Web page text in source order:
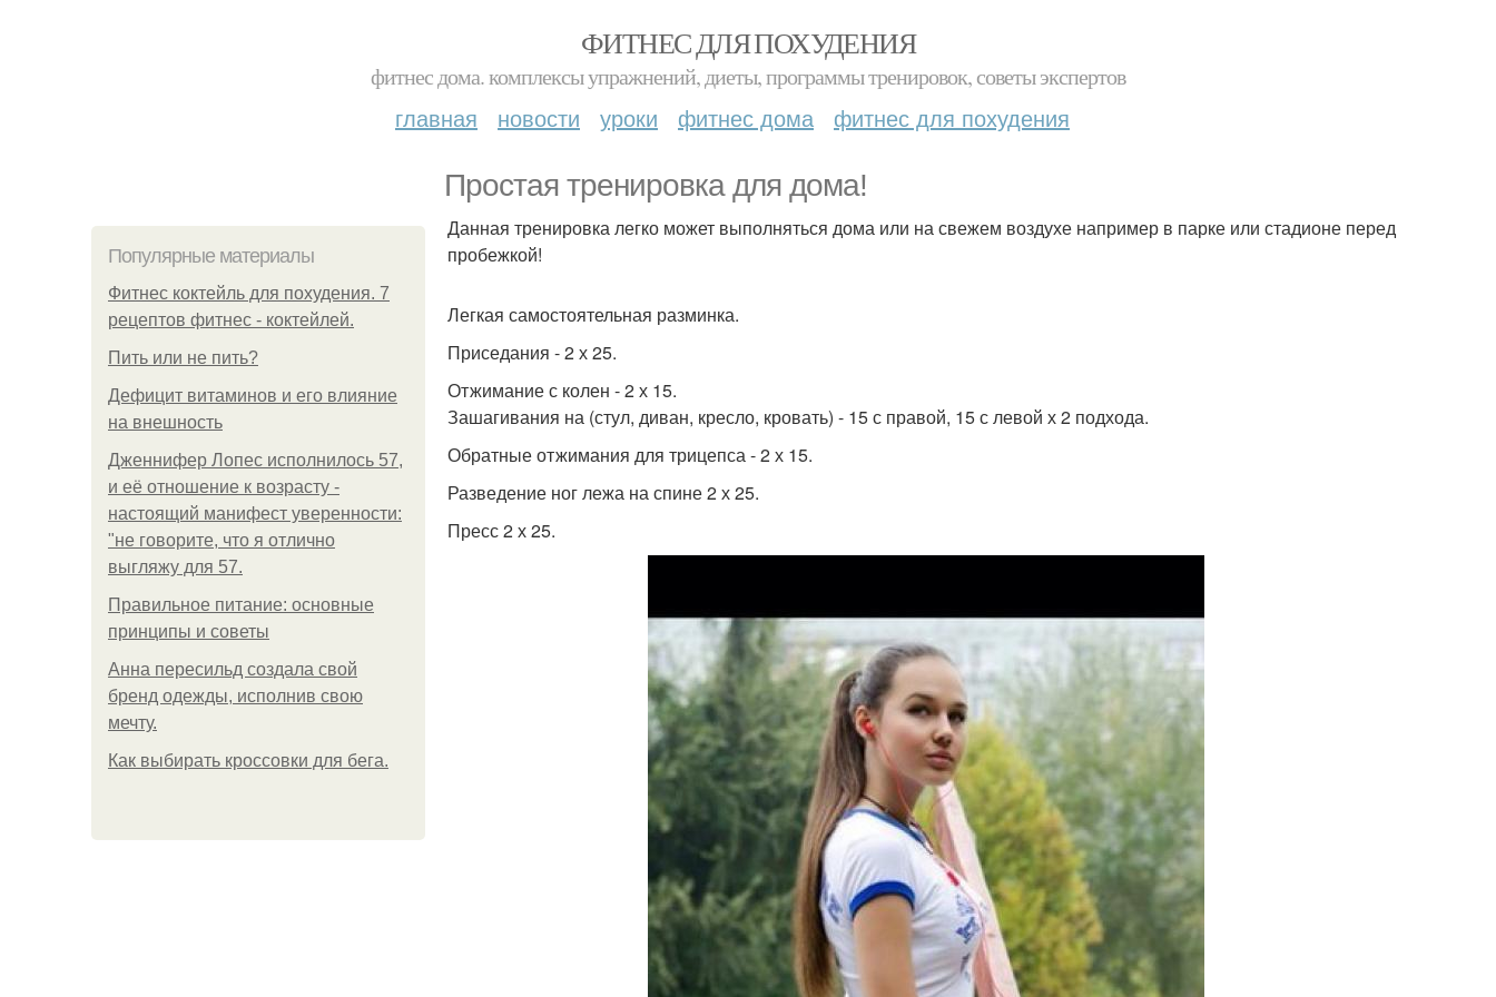
ФИТНЕС ДЛЯ ПОХУДЕНИЯ
фитнес дома. комплексы упражнений, диеты, программы тренировок, советы экспертов
главная новости уроки фитнес дома фитнес для похудения
Простая тренировка для дома!
Популярные материалы
Фитнес коктейль для похудения. 7
рецептов фитнес - коктейлей.
Пить или не пить?
Дефицит витаминов и его влияние
на внешность
Дженнифер Лопес исполнилось 57,
и её отношение к возрасту -
настоящий манифест уверенности:
"не говорите, что я отлично
выгляжу для 57.
Правильное питание: основные
принципы и советы
Анна пересильд создала свой
бренд одежды, исполнив свою
мечту.
Как выбирать кроссовки для бега.
Данная тренировка легко может выполняться дома или на свежем воздухе например в парке или стадионе перед
пробежкой!
Легкая самостоятельная разминка.
Приседания - 2 х 25.
Отжимание с колен - 2 х 15.
Зашагивания на (стул, диван, кресло, кровать) - 15 с правой, 15 с левой х 2 подхода.
Обратные отжимания для трицепса - 2 х 15.
Разведение ног лежа на спине 2 х 25.
Пресс 2 х 25.